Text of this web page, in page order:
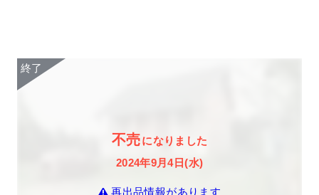
不売になりました
2024年9月4日(水)
再出品情報があります